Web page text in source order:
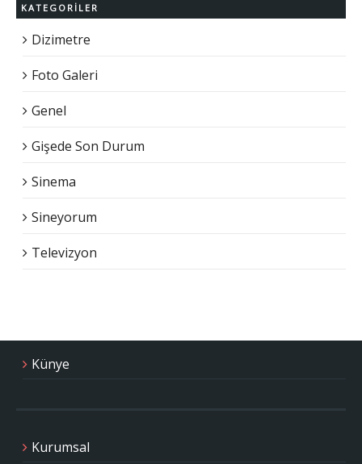
KATEGORILER
Dizimetre
Foto Galeri
Genel
Gişede Son Durum
Sinema
Sineyorum
Televizyon
Künye
Kurumsal